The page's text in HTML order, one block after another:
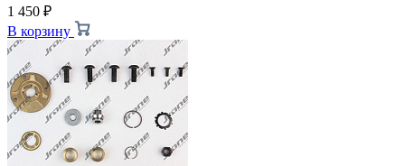
1 450 ₽
В корзину